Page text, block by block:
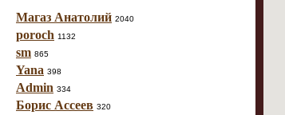
Магаз Анатолий 2040
poroch 1132
sm 865
Yana 398
Admin 334
Борис Ассеев 320